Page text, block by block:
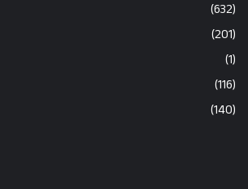
(632)
(201)
(1)
(116)
(140)